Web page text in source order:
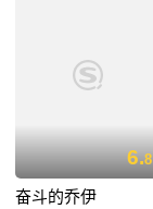
6.8
奋斗的乔伊